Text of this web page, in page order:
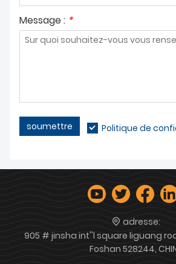
Message : *
soumettre Politique de
adresse:
905 # jinsha int''l square liguang
Foshan 528244,